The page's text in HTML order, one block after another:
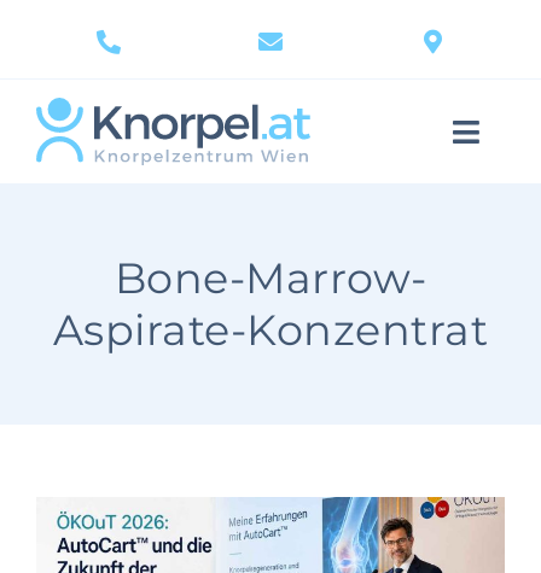
content
Toggle
Behandlung & Therapie
Knorpel News
Bone-Marrow-
Aspirate-Konzentrat